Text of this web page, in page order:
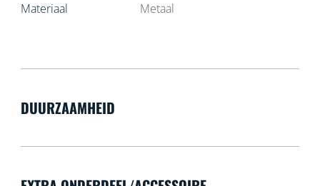
Materiaal Metaal
DUURZAAMHEID